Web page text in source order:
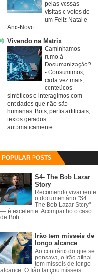
pelas vossas
visitas e votos de
um Feliz Natal e
Ano-Novo
Vivendo na Matrix
Caminhamos
rumo à
Desumanização?
- Consumimos,
cada vez mais,
conteúdos
sintéticos e interagimos com
entidades que não são
humanas. Bots, perfis artificiais,
textos gerados
automaticamente...
POPULAR POSTS
S4- The Bob Lazar
Story
Recomendo vivamente
o documentário "S4:
The Bob Lazar Story"
— é excelente. Acompanho o caso
de Bob ...
Irão tem mísseis de
longo alcance
Ao contrário do que se
pensava, o Irão afinal
tem mísseis de longo
alcance. O Irão lançou mísseis ...